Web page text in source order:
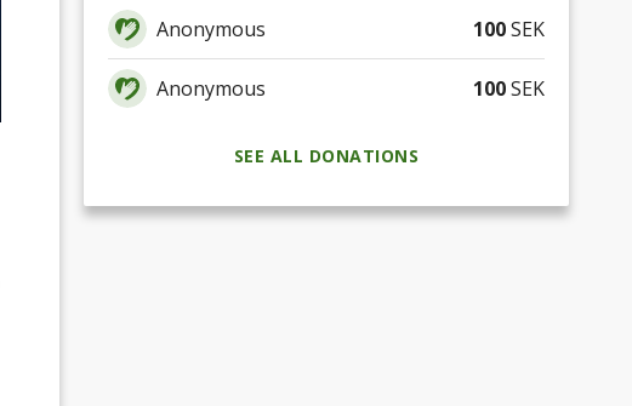
Anonymous
100SEK
Anonymous 100SEK
SEE ALL DONATIONS